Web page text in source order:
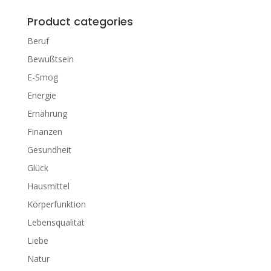
Product categories
Beruf
Bewußtsein
E-Smog
Energie
Ernährung
Finanzen
Gesundheit
Glück
Hausmittel
Körperfunktion
Lebensqualität
Liebe
Natur